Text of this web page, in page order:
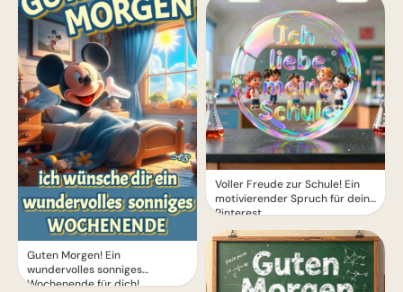
Guten Morgen! Ein
wundervolles sonniges
Wochenende für dich!
Voller Freude zur Schule! Ein
motivierender Spruch für dein
Pinterest